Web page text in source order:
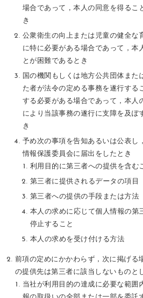
場合であって，本人の同意を得るこ
き
公衆衛生の向上または児童の健全な
に特に必要がある場合であって，本
とが困難であるとき
国の機関もしくは地方公共団体また
た者が法令の定める事務を遂行する
する必要がある場合であって，本人
により当該事務の遂行に支障を及ぼ
き
予め次の事項を告知あるいは公表し
情報保護委員会に届出をしたとき
利用目的に第三者への提供を含む
第三者に提供されるデータの項目
第三者への提供の手段または方法
本人の求めに応じて個人情報の第
停止すること
本人の求めを受け付ける方法
前項の定めにかかわらず，次に掲げる
の提供先は第三者に該当しないものと
当社が利用目的の達成に必要な範囲